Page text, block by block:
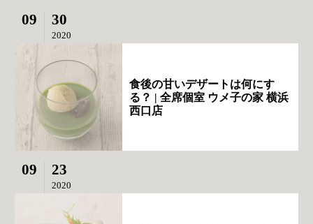
09 30
2020
食後の甘いデザートは何にす
る？ | 全席個室 ウメ子の家 横浜
西口店
09 23
2020